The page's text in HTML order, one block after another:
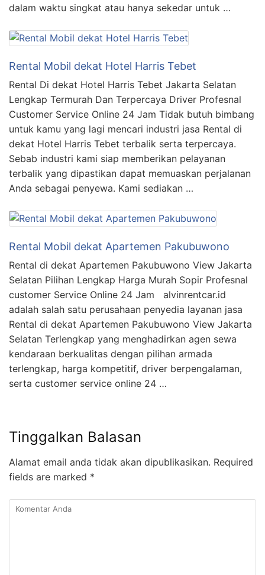
dalam waktu singkat atau hanya sekedar untuk …
Rental Mobil dekat Hotel Harris Tebet
Rental Di dekat Hotel Harris Tebet Jakarta Selatan
Lengkap Termurah Dan Terpercaya Driver Profesnal
Customer Service Online 24 Jam Tidak butuh bimbang
untuk kamu yang lagi mencari industri jasa Rental di
dekat Hotel Harris Tebet terbalik serta terpercaya.
Sebab industri kami siap memberikan pelayanan
terbalik yang dipastikan dapat memuaskan perjalanan
Anda sebagai penyewa. Kami sediakan …
Rental Mobil dekat Apartemen Pakubuwono
Rental di dekat Apartemen Pakubuwono View Jakarta
Selatan Pilihan Lengkap Harga Murah Sopir Profesnal
customer Service Online 24 Jam alvinrentcar.id
adalah salah satu perusahaan penyedia layanan jasa
Rental di dekat Apartemen Pakubuwono View Jakarta
Selatan Terlengkap yang menghadirkan agen sewa
kendaraan berkualitas dengan pilihan armada
terlengkap, harga kompetitif, driver berpengalaman,
serta customer service online 24 …
Tinggalkan Balasan
Alamat email anda tidak akan dipublikasikan. Required
fields are marked *